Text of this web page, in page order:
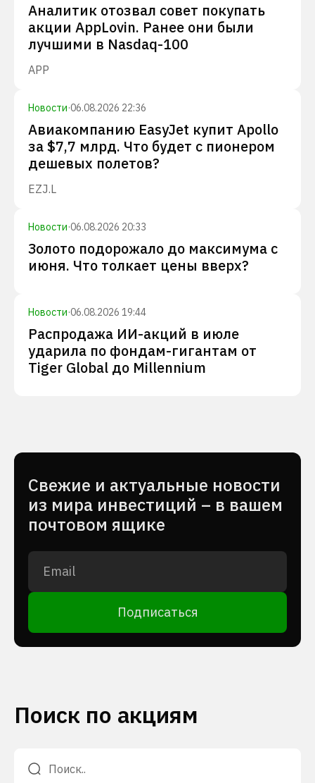
Аналитик отозвал совет покупать
акции AppLovin. Ранее они были
лучшими в Nasdaq-100
APP
Новости·06.08.2026 22:36
Авиакомпанию EasyJet купит Apollo
за $7,7 млрд. Что будет с пионером
дешевых полетов?
EZJ.L
Новости·06.08.2026 20:33
Золото подорожало до максимума с
июня. Что толкает цены вверх?
Новости·06.08.2026 19:44
Распродажа ИИ-акций в июле
ударила по фондам-гигантам от
Tiger Global до Millennium
Cвежие и актуальные новости
из мира инвестиций – в вашем
почтовом ящике
Подписаться
Поиск по акциям